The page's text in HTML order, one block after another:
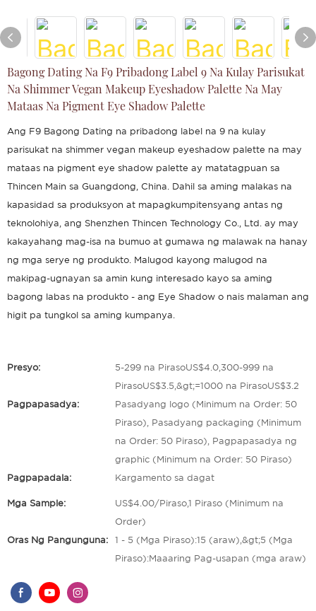
Bagong Dating Na F9 Pribadong Label 9 Na Kulay Parisukat
Na Shimmer Vegan Makeup Eyeshadow Palette Na May
Mataas Na Pigment Eye Shadow Palette
Ang F9 Bagong Dating na pribadong label na 9 na kulay
parisukat na shimmer vegan makeup eyeshadow palette na may
mataas na pigment eye shadow palette ay matatagpuan sa
Thincen Main sa Guangdong, China. Dahil sa aming malakas na
kapasidad sa produksyon at mapagkumpitensyang antas ng
teknolohiya, ang Shenzhen Thincen Technology Co., Ltd. ay may
kakayahang mag-isa na bumuo at gumawa ng malawak na hanay
ng mga serye ng produkto. Malugod kayong malugod na
makipag-ugnayan sa amin kung interesado kayo sa aming
bagong labas na produkto - ang Eye Shadow o nais malaman ang
higit pa tungkol sa aming kumpanya.
Presyo: 5-299 na PirasoUS$4.0,300-999 na
PirasoUS$3.5,&gt;=1000 na PirasoUS$3.2
Pagpapasadya: Pasadyang logo (Minimum na Order: 50
Piraso), Pasadyang packaging (Minimum
na Order: 50 Piraso), Pagpapasadya ng
graphic (Minimum na Order: 50 Piraso)
Pagpapadala: Kargamento sa dagat
Mga Sample: US$4.00/Piraso,1 Piraso (Minimum na
Order)
Oras Ng Pangunguna: 1 - 5 (Mga Piraso):15 (araw),&gt;5 (Mga
Piraso):Maaaring Pag-usapan (mga araw)